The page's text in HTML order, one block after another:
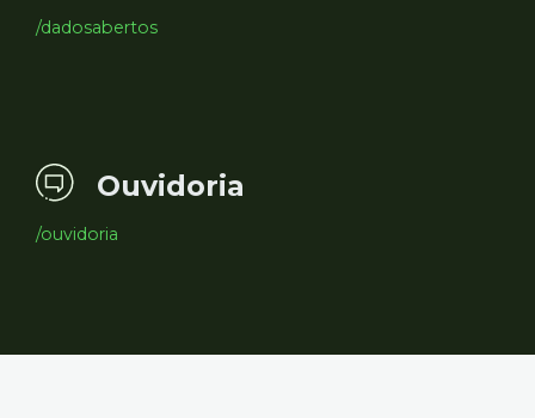
/dadosabertos
Ouvidoria
/ouvidoria